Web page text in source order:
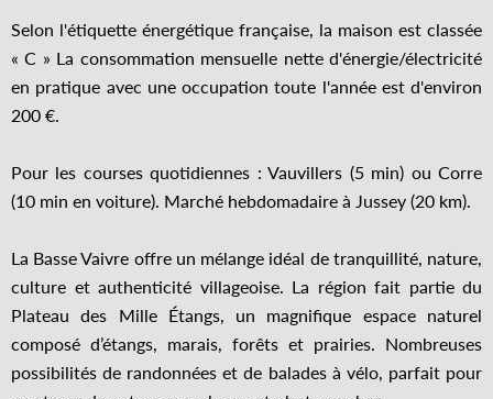
Selon l'étiquette énergétique française, la maison est classée
« C » La consommation mensuelle nette d'énergie/électricité
en pratique avec une occupation toute l'année est d'environ
200 €.
Pour les courses quotidiennes : Vauvillers (5 min) ou Corre
(10 min en voiture). Marché hebdomadaire à Jussey (20 km).
La Basse Vaivre offre un mélange idéal de tranquillité, nature,
culture et authenticité villageoise. La région fait partie du
Plateau des Mille Étangs, un magnifique espace naturel
composé d’étangs, marais, forêts et prairies. Nombreuses
possibilités de randonnées et de balades à vélo, parfait pour